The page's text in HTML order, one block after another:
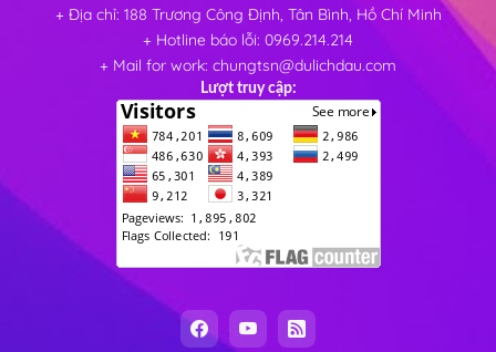
+ Địa chỉ: 188 Trương Công Định, Tân Bình, Hồ Chí Minh
+ Hotline báo lỗi: 0969.214.214
+ Mail for work: chungtsn@dulichdau.com
Lượt truy cập: